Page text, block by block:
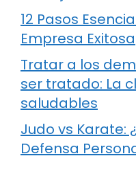
12 Pasos
Empresa Exitosa
Tratar a los
ser tratado: La
saludables
Judo vs Karate:
Defensa